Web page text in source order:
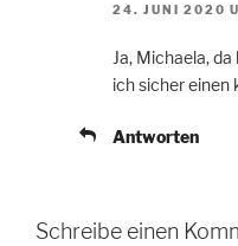
24. JUNI 2020
Ja, Michaela,
ich sicher einen
Antworten
Schreibe einen